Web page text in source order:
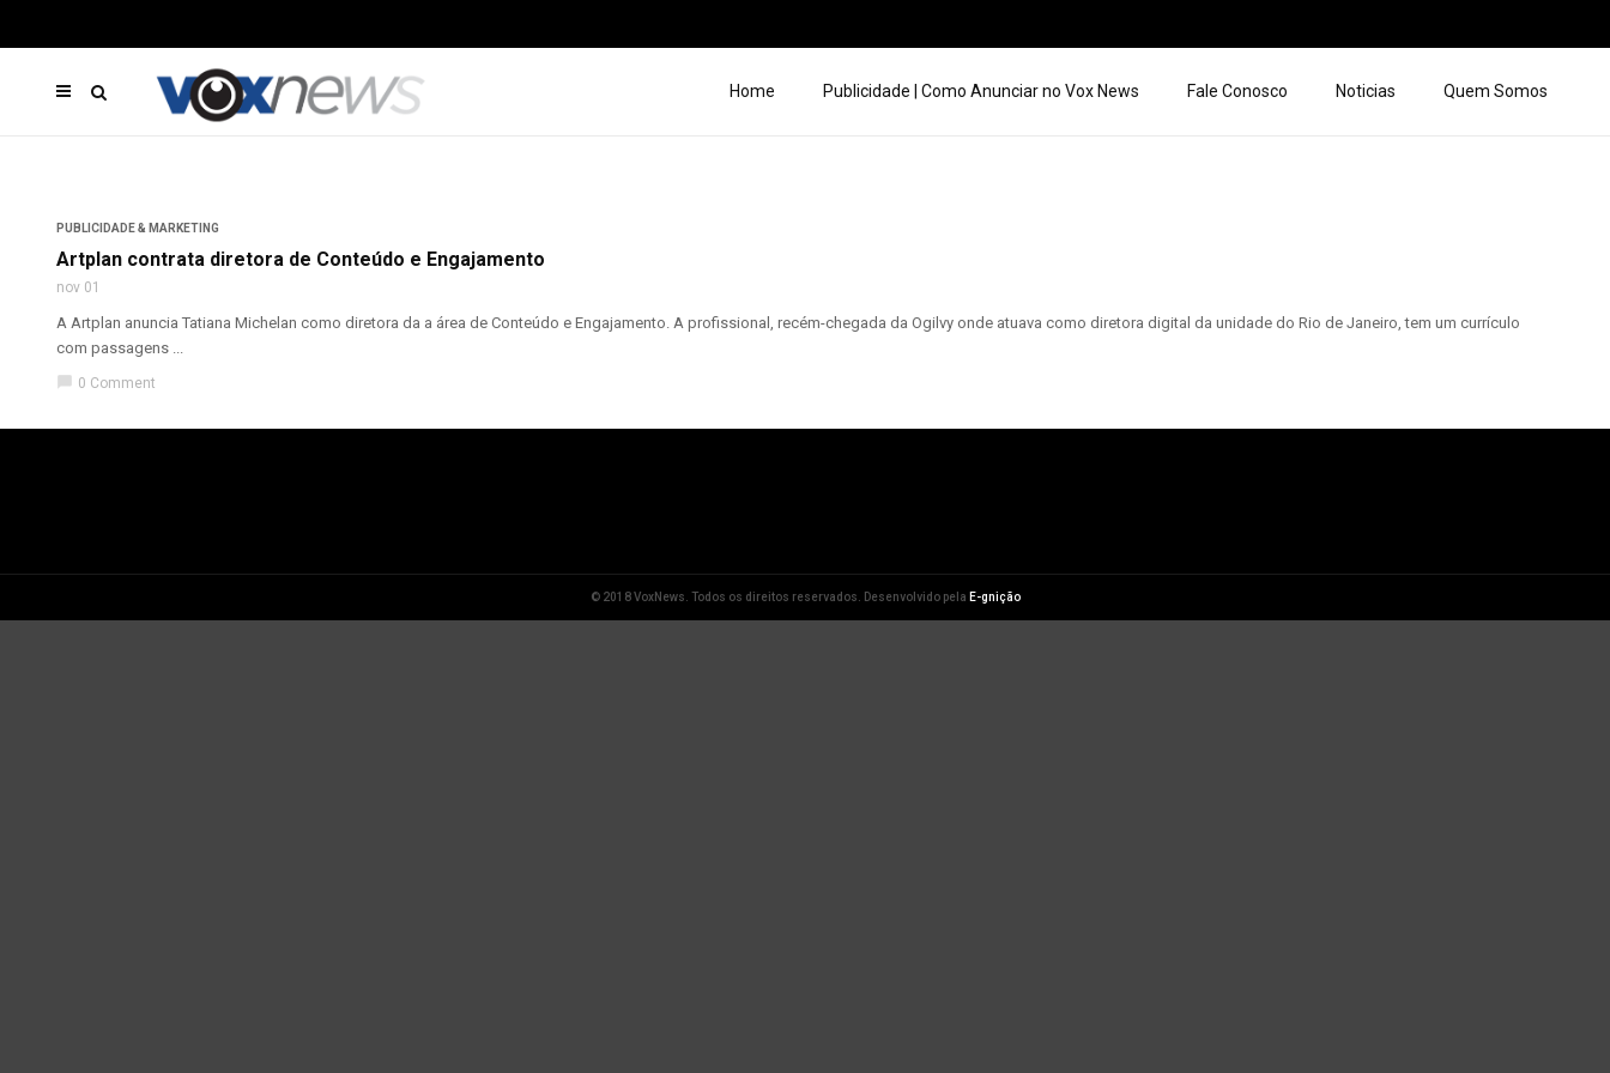
Home Publicidade | Como Anunciar no Vox News Fale Conosco Noticias Quem Somos
PUBLICIDADE & MARKETING
Artplan contrata diretora de Conteúdo e Engajamento
nov 01
A Artplan anuncia Tatiana Michelan como diretora da a área de Conteúdo e Engajamento. A profissional, recém-chegada da Ogilvy onde atuava como diretora digital da unidade do Rio de Janeiro, tem um currículo
com passagens ...
chat_bubble 0 Comment
© 2018 VoxNews. Todos os direitos reservados. Desenvolvido pela E-gnição